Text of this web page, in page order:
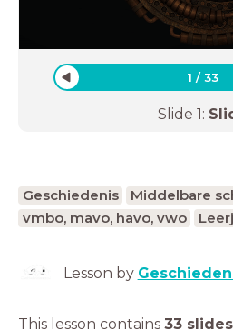
1 /33
Slide 1:
Geschiedenis
Middelbare
vmbo, mavo, havo, vwo
Lesson by
This lesson contains 33 slides